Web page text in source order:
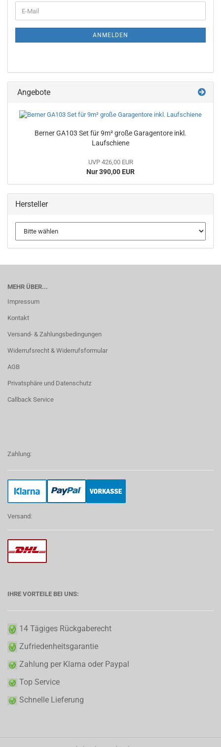
E-
Mail
ANMELDEN
Angebote
Berner GA103 Set für 9m² große Garagentore inkl.
Laufschiene
UVP 426,00 EUR
Nur 390,00 EUR
Hersteller
MEHR ÜBER...
Impressum
Kontakt
Versand- & Zahlungsbedingungen
Widerrufsrecht & Widerrufsformular
AGB
Privatsphäre und Datenschutz
Callback Service
Zahlung:
Versand:
IHRE VORTEILE BEI UNS:
14 Tägiges Rückgaberecht
Zufriedenheitsgarantie
Zahlung per Klarna oder Paypal
Top Service
Schnelle Lieferung